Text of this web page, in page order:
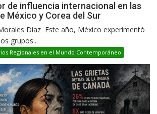
de influencia internacional en las
México y Corea del Sur
Díaz Este año, México experimentó
grupos...
Regionales en el Mundo Contemporáneo